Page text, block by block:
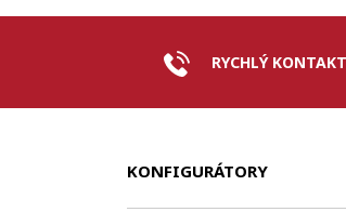
RYCHLÝ KONTAKT
KONFIGURÁTORY